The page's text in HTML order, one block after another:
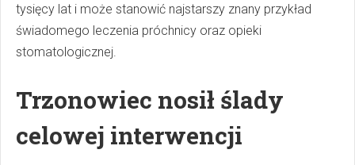
tysięcy lat i może stanowić najstarszy znany przykład
świadomego leczenia próchnicy oraz opieki
stomatologicznej.
Trzonowiec nosił ślady
celowej interwencji